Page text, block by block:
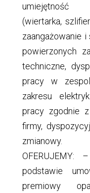
umiejętność
(wiertarka,
zaangażowanie
powierzonych
techniczne,
pracy w
zakresu
pracy zgodnie
firmy,
zmianowy.
OFERUJEMY:
podstawie
premiowy